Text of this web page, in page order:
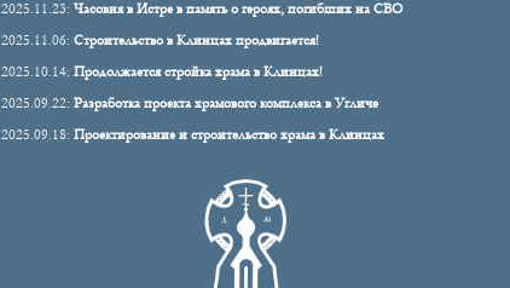
2025.11.23:Часовня в Истре в память о героях, погибших на СВО
2025.11.06:Строительство в Клинцах продвигается!
2025.10.14:Продолжается стройка храма в Клинцах!
2025.09.22:Разработка проекта храмового комплекса в Угличе
2025.09.18:Проектирование и строительство храма в Клинцах